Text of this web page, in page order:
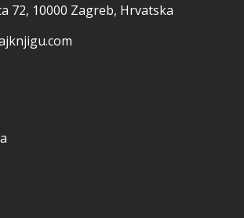
72, 10000 Zagreb, Hrvatska